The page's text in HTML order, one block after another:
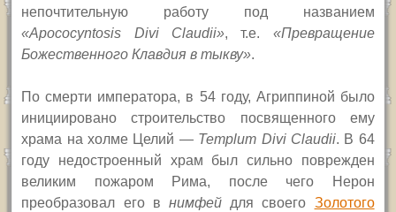
непочтительную работу под названием
«Apococyntosis Divi Claudii», т.е. «Превращение
Божественного Клавдия в тыкву».
По смерти императора, в 54 году, Агриппиной было
инициировано строительство посвященного ему
храма на холме Целий — Templum Divi Claudii. В 64
году недостроенный храм был сильно поврежден
великим пожаром Рима, после чего Нерон
преобразовал его в нимфей для своего Золотого